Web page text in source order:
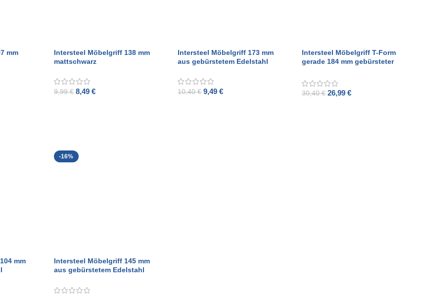
mm
Intersteel Möbelgriff 138 mm
mattschwarz
9,99€ 8,49 €
Intersteel Möbelgriff 173 mm
aus gebürstetem Edelstahl
10,40€ 9,49€
Intersteel Möbelgriff T-Form
gerade 184 mm gebürsteter
30,40€ 26,99€
mm
-16%
Intersteel Möbelgriff 145 mm
aus gebürstetem Edelstahl